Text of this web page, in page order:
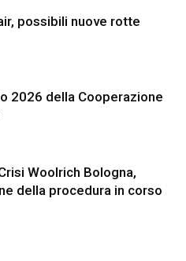
possibili nuove rotte
2026 della Cooperazione
Woolrich Bologna,
della procedura in corso